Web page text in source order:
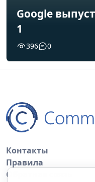
Google
1
396 0
Контакты
Правила
Обратная связь